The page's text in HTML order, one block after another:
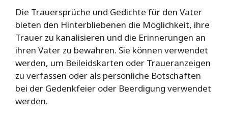
Die Trauersprüche und Gedichte für den Vater
bieten den Hinterbliebenen die Möglichkeit, ihre
Trauer zu kanalisieren und die Erinnerungen an
ihren Vater zu bewahren. Sie können verwendet
werden, um Beileidskarten oder Traueranzeigen
zu verfassen oder als persönliche Botschaften
bei der Gedenkfeier oder Beerdigung verwendet
werden.